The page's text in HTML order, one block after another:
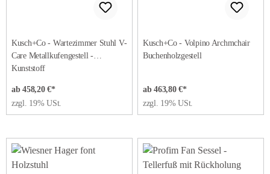
Kusch+Co - Wartezimmer Stuhl V-
Care Metallkufengestell -
Kunststoff
ab 458,20 €*
zzgl. 19% USt.
Kusch+Co - Volpino Archmchair
Buchenholzgestell
ab 463,80 €*
zzgl. 19% USt.